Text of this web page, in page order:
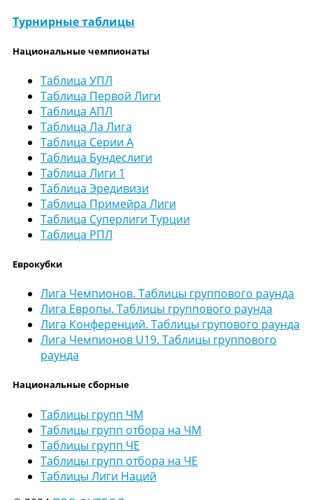
Турнирные таблицы
Национальные чемпионаты
Таблица УПЛ
Таблица Первой Лиги
Таблица АПЛ
Таблица Ла Лига
Таблица Серии А
Таблица Бундеслиги
Таблица Лиги 1
Таблица Эредивизи
Таблица Примейра Лиги
Таблица Суперлиги Турции
Таблица РПЛ
Еврокубки
Лига Чемпионов. Таблицы группового раунда
Лига Европы. Таблицы группового раунда
Лига Конференций. Таблицы групового раунда
Лига Чемпионов U19. Таблицы группового
раунда
Национальные сборные
Таблицы групп ЧМ
Таблицы групп отбора на ЧМ
Таблицы групп ЧЕ
Таблицы групп отбора на ЧЕ
Таблицы Лиги Наций